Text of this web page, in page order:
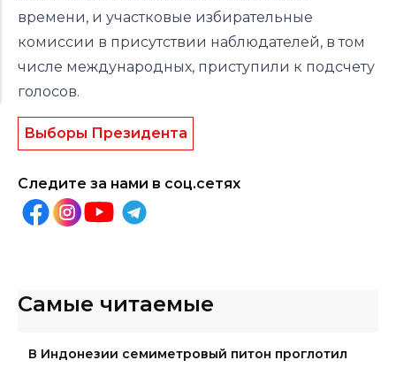
времени, и участковые избирательные
комиссии в присутствии наблюдателей, в том
числе международных, приступили к подсчету
голосов.
Выборы Президента
Следите за нами в соц.сетях
Самые читаемые
В Индонезии семиметровый питон проглотил